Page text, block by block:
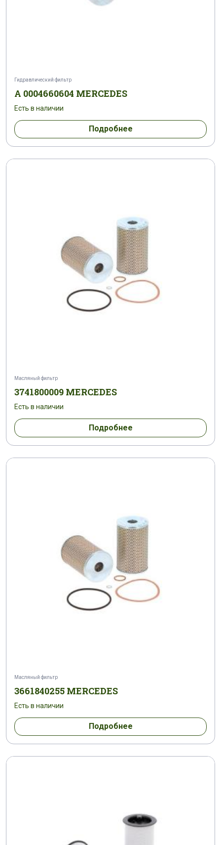
Гидравлический фильтр
A 0004660604 MERCEDES
Есть в наличии
Подробнее
Масляный фильтр
3741800009 MERCEDES
Есть в наличии
Подробнее
Масляный фильтр
3661840255 MERCEDES
Есть в наличии
Подробнее